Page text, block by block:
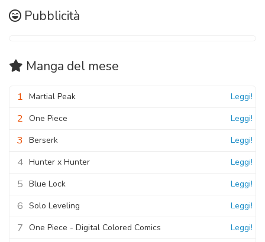
Pubblicità
Manga del mese
1 Martial Peak Leggi!
2 One Piece Leggi!
3 Berserk Leggi!
4 Hunter x Hunter Leggi!
5 Blue Lock Leggi!
6 Solo Leveling Leggi!
7 One Piece - Digital Colored Comics Leggi!